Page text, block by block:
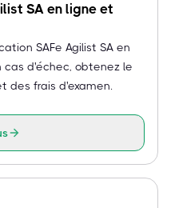
SA en ligne et
SAFe Agilist SA en
cas d'échec, obtenez le
des frais d'examen.